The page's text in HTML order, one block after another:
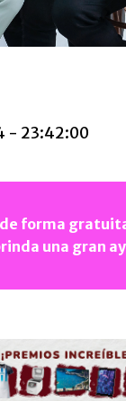
- 23:42:00
forma
una gran